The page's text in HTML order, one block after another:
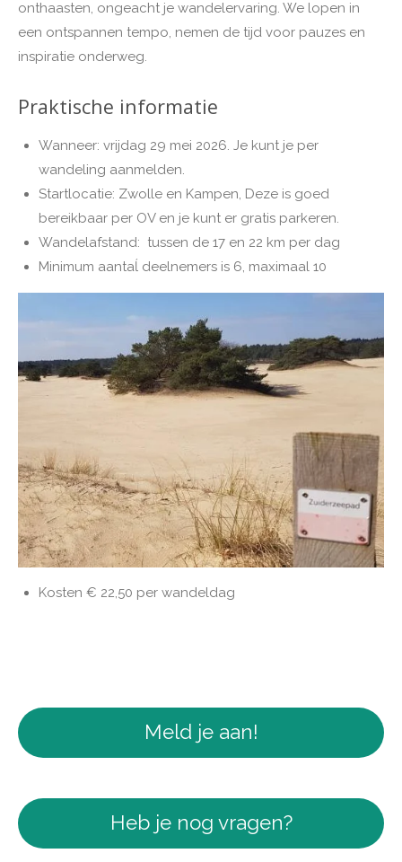
onthaasten, ongeacht je wandelervaring. We lopen in
een ontspannen tempo, nemen de tijd voor pauzes en
inspiratie onderweg.
Praktische informatie
Wanneer: vrijdag 29 mei 2026. Je kunt je per
wandeling aanmelden.
Startlocatie: Zwolle en Kampen, Deze is goed
bereikbaar per OV en je kunt er gratis parkeren.
Wandelafstand: tussen de 17 en 22 km per dag
Minimum aantaĺ deelnemers is 6, maximaal 10
Kosten € 22,50 per wandeldag
Meld je aan!
Heb je nog vragen?